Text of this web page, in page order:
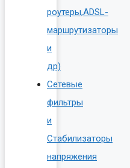
роутеры,ADSL-
маршрутизаторы
и
др)
Сетевые
фильтры
и
Стабилизаторы
напряжения